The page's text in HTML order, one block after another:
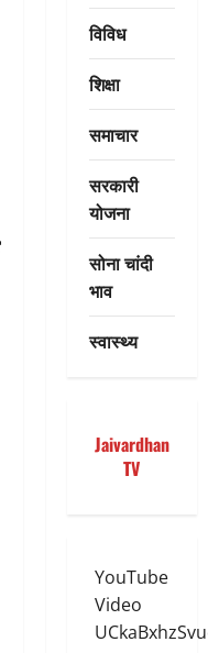
विविध
शिक्षा
समाचार
सरकारी
योजना
सोना चांदी
भाव
स्वास्थ्य
Jaivardhan
TV
YouTube
Video